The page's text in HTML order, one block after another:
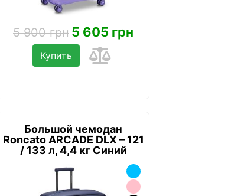
5 900 грн 5 605 грн
Купить
Большой чемодан
Roncato ARCADE DLX – 121
/ 133 л, 4,4 кг Синий